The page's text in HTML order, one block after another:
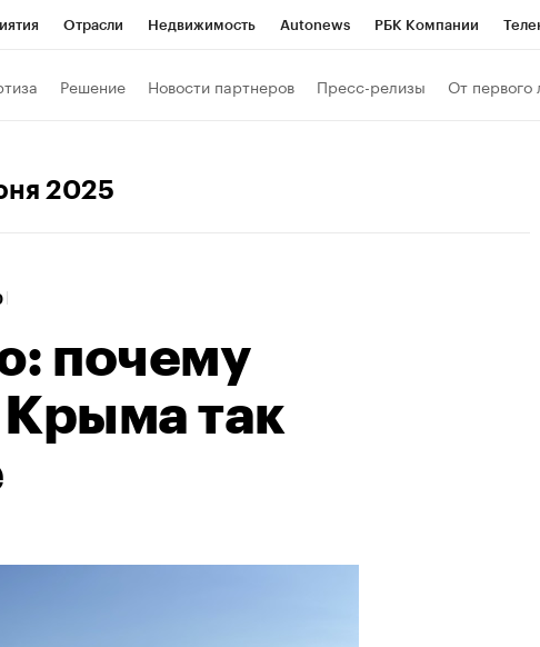
Отрасли Недвижимость Autonews РБК Компании
Решение Новости партнеров Пресс-релизы От первого
2025
почему
так